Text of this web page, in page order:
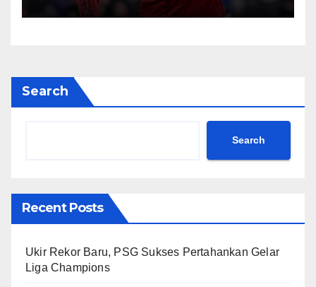
Search
Search
Recent Posts
Ukir Rekor Baru, PSG Sukses Pertahankan Gelar
Liga Champions